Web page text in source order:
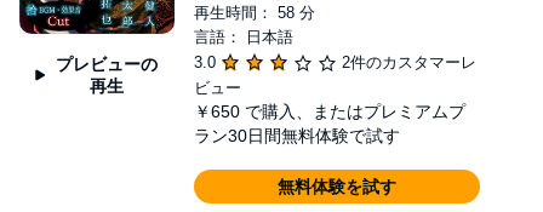
プレビューの
再生
再生時間： 58 分
言語： 日本語
3.0
2件のカスタマーレ
ビュー
￥650 で購入、またはプレミアムプ
ラン30日間無料体験で試す
無料体験を試す